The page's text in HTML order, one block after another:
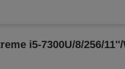
i5-7300U/8/256/11''/